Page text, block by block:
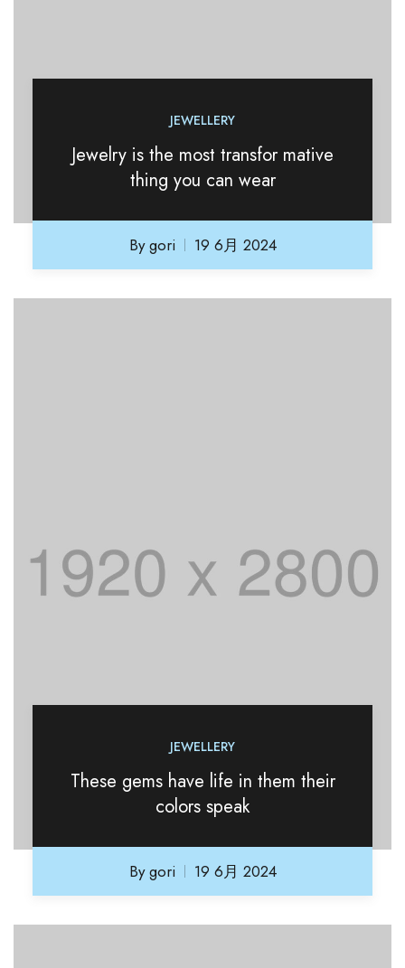
JEWELLERY
Jewelry is the most transfor mative
thing you can wear
Bygori 19 6月 2024
JEWELLERY
These gems have life in them their
colors speak
Bygori 19 6月 2024